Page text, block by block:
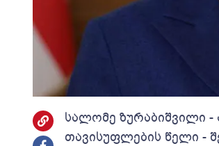
სალომე ზურაბიშვილი -
თავისუფლების წელი -